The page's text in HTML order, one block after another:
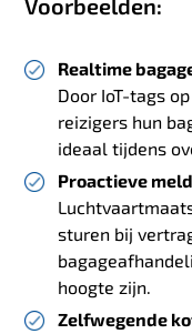
Voorbeelden:
Realtime
Door IoT-tags
reizigers hun
ideaal tijdens
Proactieve
sturen bij
hoogte zijn.
Zelfwegende